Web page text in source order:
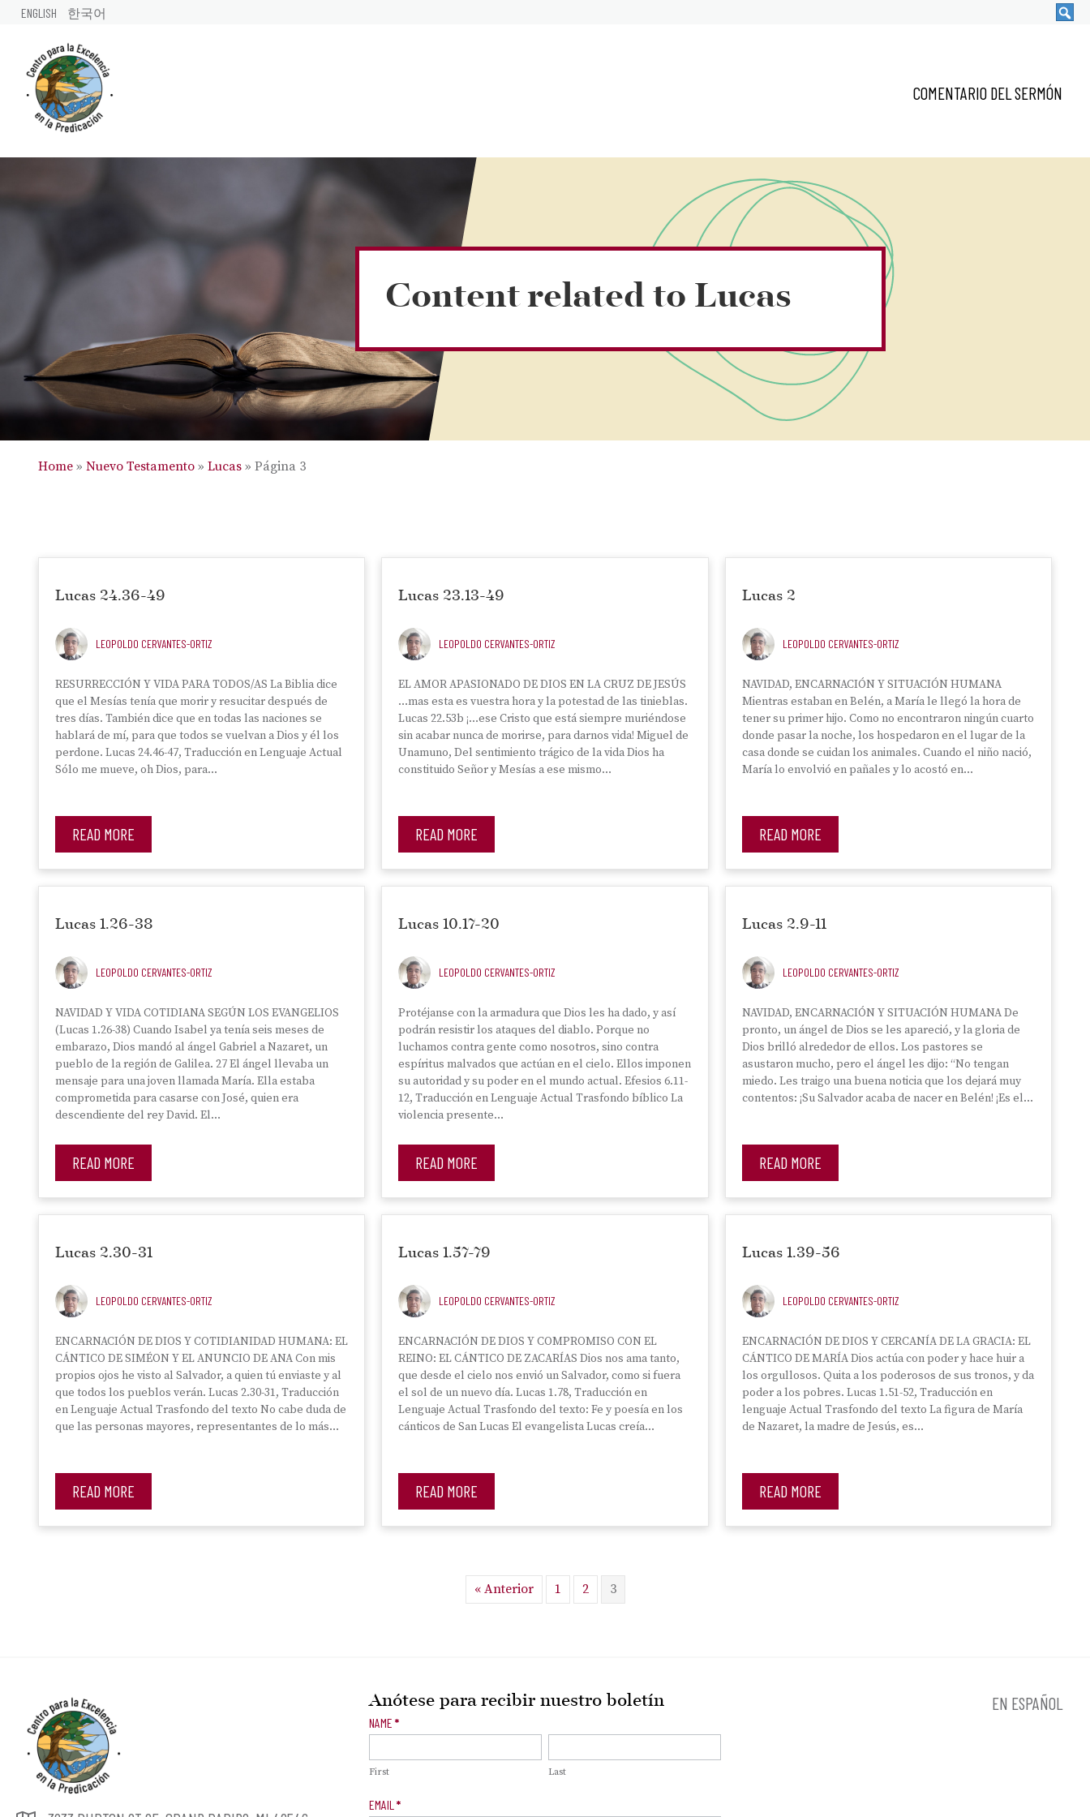
ENGLISH 한국어
COMENTARIO DEL SERMÓN
Content related to Lucas
Home » Nuevo Testamento » Lucas » Página 3
Lucas 24.36-49
LEOPOLDO CERVANTES-ORTIZ
RESURRECCIÓN Y VIDA PARA TODOS/AS La Biblia dice
que el Mesías tenía que morir y resucitar después de
tres días. También dice que en todas las naciones se
hablará de mí, para que todos se vuelvan a Dios y él los
perdone. Lucas 24.46-47, Traducción en Lenguaje Actual
Sólo me mueve, oh Dios, para…
READ MORE
Lucas 23.13-49
LEOPOLDO CERVANTES-ORTIZ
EL AMOR APASIONADO DE DIOS EN LA CRUZ DE JESÚS
…mas esta es vuestra hora y la potestad de las tinieblas.
Lucas 22.53b ¡…ese Cristo que está siempre muriéndose
sin acabar nunca de morirse, para darnos vida! Miguel de
Unamuno, Del sentimiento trágico de la vida Dios ha
constituido Señor y Mesías a ese mismo…
READ MORE
Lucas 2
LEOPOLDO CERVANTES-ORTIZ
NAVIDAD, ENCARNACIÓN Y SITUACIÓN HUMANA
Mientras estaban en Belén, a María le llegó la hora de
tener su primer hijo. Como no encontraron ningún cuarto
donde pasar la noche, los hospedaron en el lugar de la
casa donde se cuidan los animales. Cuando el niño nació,
María lo envolvió en pañales y lo acostó en…
READ MORE
Lucas 1.26-38
LEOPOLDO CERVANTES-ORTIZ
NAVIDAD Y VIDA COTIDIANA SEGÚN LOS EVANGELIOS
(Lucas 1.26-38) Cuando Isabel ya tenía seis meses de
embarazo, Dios mandó al ángel Gabriel a Nazaret, un
pueblo de la región de Galilea. 27 El ángel llevaba un
mensaje para una joven llamada María. Ella estaba
comprometida para casarse con José, quien era
descendiente del rey David. El…
READ MORE
Lucas 10.17-20
LEOPOLDO CERVANTES-ORTIZ
Protéjanse con la armadura que Dios les ha dado, y así
podrán resistir los ataques del diablo. Porque no
luchamos contra gente como nosotros, sino contra
espíritus malvados que actúan en el cielo. Ellos imponen
su autoridad y su poder en el mundo actual. Efesios 6.11-
12, Traducción en Lenguaje Actual Trasfondo bíblico La
violencia presente…
READ MORE
Lucas 2.9-11
LEOPOLDO CERVANTES-ORTIZ
NAVIDAD, ENCARNACIÓN Y SITUACIÓN HUMANA De
pronto, un ángel de Dios se les apareció, y la gloria de
Dios brilló alrededor de ellos. Los pastores se
asustaron mucho, pero el ángel les dijo: “No tengan
miedo. Les traigo una buena noticia que los dejará muy
contentos: ¡Su Salvador acaba de nacer en Belén! ¡Es el…
READ MORE
Lucas 2.30-31
LEOPOLDO CERVANTES-ORTIZ
ENCARNACIÓN DE DIOS Y COTIDIANIDAD HUMANA: EL
CÁNTICO DE SIMÉON Y EL ANUNCIO DE ANA Con mis
propios ojos he visto al Salvador, a quien tú enviaste y al
que todos los pueblos verán. Lucas 2.30-31, Traducción
en Lenguaje Actual Trasfondo del texto No cabe duda de
que las personas mayores, representantes de lo más…
READ MORE
Lucas 1.57-79
LEOPOLDO CERVANTES-ORTIZ
ENCARNACIÓN DE DIOS Y COMPROMISO CON EL
REINO: EL CÁNTICO DE ZACARÍAS Dios nos ama tanto,
que desde el cielo nos envió un Salvador, como si fuera
el sol de un nuevo día. Lucas 1.78, Traducción en
Lenguaje Actual Trasfondo del texto: Fe y poesía en los
cánticos de San Lucas El evangelista Lucas creía…
READ MORE
Lucas 1.39-56
LEOPOLDO CERVANTES-ORTIZ
ENCARNACIÓN DE DIOS Y CERCANÍA DE LA GRACIA: EL
CÁNTICO DE MARÍA Dios actúa con poder y hace huir a
los orgullosos. Quita a los poderosos de sus tronos, y da
poder a los pobres. Lucas 1.51-52, Traducción en
lenguaje Actual Trasfondo del texto La figura de María
de Nazaret, la madre de Jesús, es…
READ MORE
« Anterior 1 2 3
Anótese para recibir nuestro boletín
Newsletter
NAME *
First Last
EMAIL *
EN ESPAÑOL